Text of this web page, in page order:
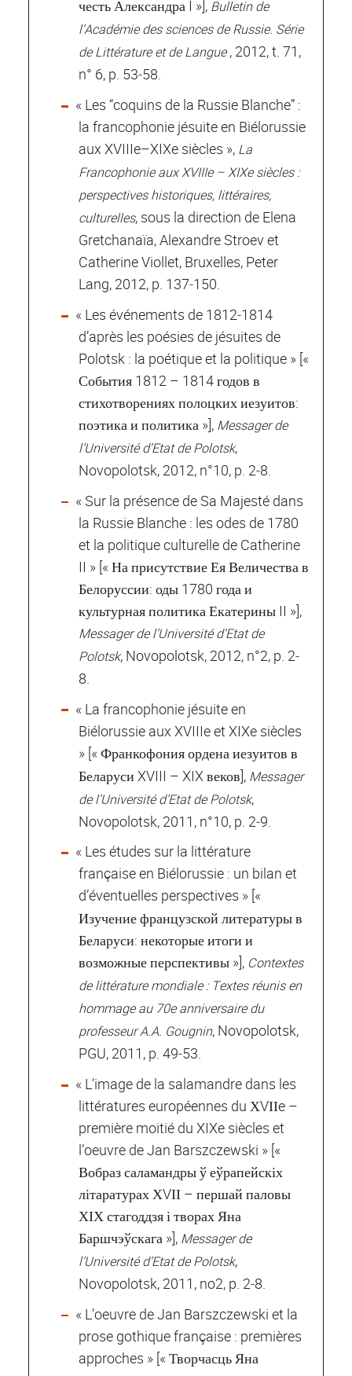
честь Александра I »], Bulletin de
l’Académie des sciences de Russie. Série
de Littérature et de Langue, 2012, t. 71,
n° 6, p. 53‐58.
« Les “coquins de la Russie Blanche” :
la francophonie jésuite en Biélorussie
aux XVIIIe–XIXe siècles », La
Francophonie aux XVIIIe – XIXe siècles :
perspectives historiques, littéraires,
culturelles, sous la direction de Elena
Gretchanaïa, Alexandre Stroev et
Catherine Viollet, Bruxelles, Peter
Lang, 2012, p. 137‐150.
« Les événements de 1812‐1814
d’après les poésies de jésuites de
Polotsk : la poétique et la politique » [«
События 1812 – 1814 годов в
стихотворениях полоцких иезуитов:
поэтика и политика »], Messager de
l’Université d’Etat de Polotsk,
Novopolotsk, 2012, n°10, p. 2‐8.
« Sur la présence de Sa Majesté dans
la Russie Blanche : les odes de 1780
et la politique culturelle de Catherine
II » [« На присутствие Ея Величества в
Белоруссии: оды 1780 года и
культурная политика Екатерины II »],
Messager de l’Université d’Etat de
Polotsk, Novopolotsk, 2012, n°2, p. 2‐
8.
« La francophonie jésuite en
Biélorussie aux XVIIIe et XIXe siècles
» [« Франкофония ордена иезуитов в
Беларуси XVIII – XIX веков], Messager
de l’Université d’Etat de Polotsk,
Novopolotsk, 2011, n°10, p. 2‐9.
« Les études sur la littérature
française en Biélorussie : un bilan et
d’éventuelles perspectives » [«
Изучение французской литературы в
Беларуси: некоторые итоги и
возможные перспективы »], Contextes
de littérature mondiale : Textes réunis en
hommage au 70e anniversaire du
professeur A.A. Gougnin, Novopolotsk,
PGU, 2011, p. 49‐53.
« L’image de la salamandre dans les
littératures européennes du ХVІІe –
première moitié du XIXe siècles et
l’oeuvre de Jan Barszczewski » [«
Вобраз саламандры ў еўрапейскіх
літаратурах ХVІІ – першай паловы
ХІХ стагоддзя і творах Яна
Баршчэўскага »], Messager de
l’Université d’Etat de Polotsk,
Novopolotsk, 2011, no2, p. 2‐8.
« L’oeuvre de Jan Barszczewski et la
prose gothique française : premières
approches » [« Творчасць Яна